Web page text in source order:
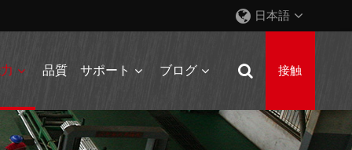
日本語
品質 サポート ブログ 接触